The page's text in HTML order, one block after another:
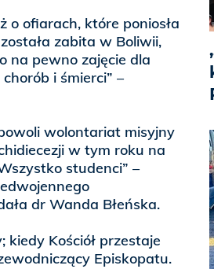
o ofiarach, które poniosła
zabita w Boliwii,
na pewno zajęcie dla
i śmierci” –
wolontariat misyjny
w tym roku na
studenci” –
dr Wanda Błeńska.
kiedy Kościół przestaje
Episkopatu.